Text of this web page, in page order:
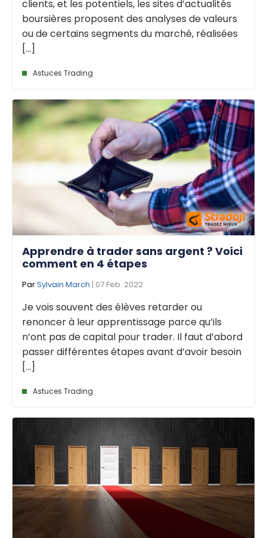
clients, et les potentiels, les sites d’actualités
boursières proposent des analyses de valeurs
ou de certains segments du marché, réalisées
[...]
Astuces Trading
Apprendre à trader sans argent ? Voici
comment en 4 étapes
ParSylvain March | 07 Feb. 2022
Je vois souvent des élèves retarder ou
renoncer à leur apprentissage parce qu’ils
n’ont pas de capital pour trader. Il faut d’abord
passer différentes étapes avant d’avoir besoin
[...]
Astuces Trading